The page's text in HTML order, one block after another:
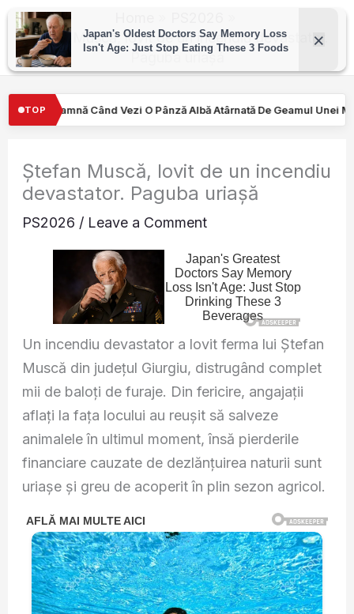
Skip
content
Ștefan Muscă, lovit de un incendiu devastator.
Paguba uriașă
TOP
Albă Atârnată De Geamul Unei Mașini. Semnalul…
Ștefan Muscă, lovit de un incendiu
devastator. Paguba uriașă
PS2026 / Leave a Comment
Un incendiu devastator a lovit ferma lui Ștefan
Muscă din județul Giurgiu, distrugând complet
mii de baloți de furaje. Din fericire, angajații
aflați la fața locului au reușit să salveze
animalele în ultimul moment, însă pierderile
financiare cauzate de dezlănțuirea naturii sunt
uriașe și greu de acoperit în plin sezon agricol.